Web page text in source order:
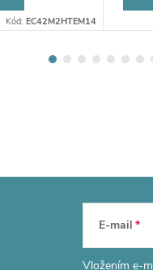
Kód: EC42M2HTEM14
E-mail
Vložením e-